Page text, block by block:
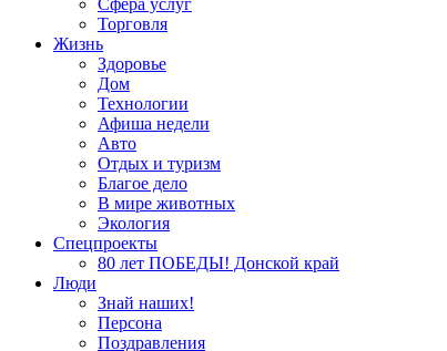
Сфера услуг
Торговля
Жизнь
Здоровье
Дом
Технологии
Афиша недели
Авто
Отдых и туризм
Благое дело
В мире животных
Экология
Спецпроекты
80 лет ПОБЕДЫ! Донской край
Люди
Знай наших!
Персона
Поздравления